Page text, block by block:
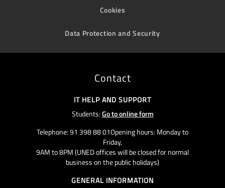
Cookies
Data Protection and Security
Contact
IT HELP AND SUPPORT
Students:Go to online form
Telephone: 91 398 88 01Opening hours: Monday to
Friday,
9AM to 8PM (UNED offices will be closed for normal
business on the public holidays)
GENERAL INFORMATION